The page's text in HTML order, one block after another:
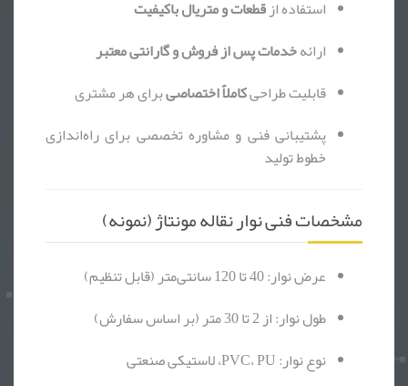
استفاده ازقطعات و متریال باکیفیت
ارائهخدمات پس از فروش و گارانتی معتبر
قابلیت طراحیکاملاً اختصاصیبرای هر مشتری
پشتیبانی فنی و مشاوره تخصصی برای راه‌اندازی
خطوط تولید
مشخصات فنی نوار نقاله مونتاژ (نمونه)
عرض نوار: 40 تا 120 سانتی‌متر (قابل تنظیم)
طول نوار: از 2 تا 30 متر (بر اساس سفارش)
نوع نوار: PVC، PU، لاستیکی صنعتی